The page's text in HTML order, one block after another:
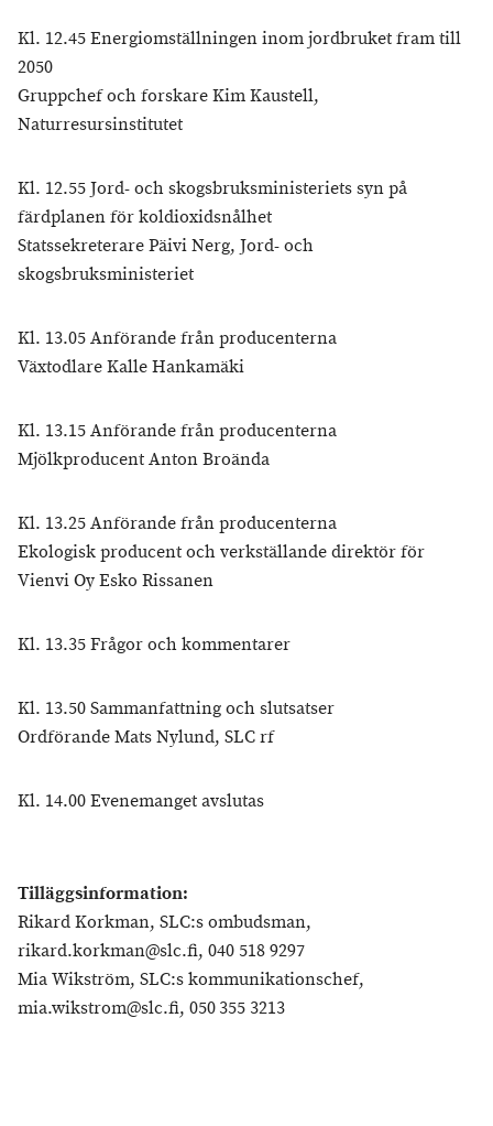
Kl. 12.45 Energiomställningen inom jordbruket fram till
2050
Gruppchef och forskare Kim Kaustell,
Naturresursinstitutet
Kl. 12.55 Jord- och skogsbruksministeriets syn på
färdplanen för koldioxidsnålhet
Statssekreterare Päivi Nerg, Jord- och
skogsbruksministeriet
Kl. 13.05 Anförande från producenterna
Växtodlare Kalle Hankamäki
Kl. 13.15 Anförande från producenterna
Mjölkproducent Anton Broända
Kl. 13.25 Anförande från producenterna
Ekologisk producent och verkställande direktör för
Vienvi Oy Esko Rissanen
Kl. 13.35 Frågor och kommentarer
Kl. 13.50 Sammanfattning och slutsatser
Ordförande Mats Nylund, SLC rf
Kl. 14.00 Evenemanget avslutas
Tilläggsinformation:
Rikard Korkman, SLC:s ombudsman,
rikard.korkman@slc.fi, 040 518 9297
Mia Wikström, SLC:s kommunikationschef,
mia.wikstrom@slc.fi, 050 355 3213